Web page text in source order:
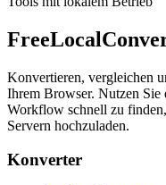
Konvertieren, vergleichen
Ihrem Browser. Nutzen Sie
Workflow schnell zu
Servern hochzuladen.
Konverter